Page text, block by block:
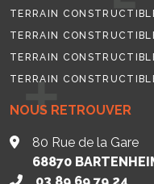
NOUS RETROUVER
80 Rue de la Gare
68870
TERRAIN
TERRAIN
TERRAIN
TERRAIN